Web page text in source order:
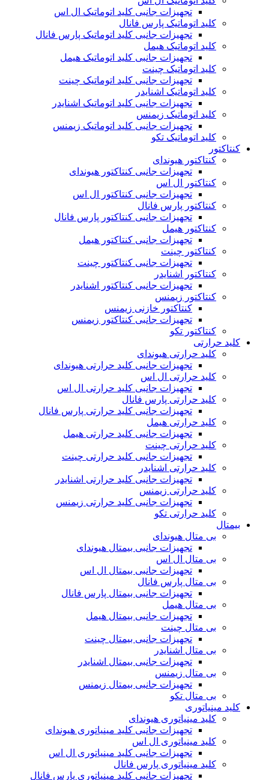
تجهیزات جانبی کلید اتوماتیک ال اس
کلید اتوماتیک پارس فانال
تجهیزات جانبی کلید اتوماتیک پارس فانال
کلید اتوماتیک هیمل
تجهیزات جانبی کلید اتوماتیک هیمل
کلید اتوماتیک چینت
تجهیزات جانبی کلید اتوماتیک چینت
کلید اتوماتیک اشنایدر
تجهیزات جانبی کلید اتوماتیک اشنایدر
کلید اتوماتیک زیمنس
تجهیزات جانبی کلید اتوماتیک زیمنس
کلید اتوماتیک تکو
کنتاکتور
کنتاکتور هیوندای
تجهیزات جانبی کنتاکتور هیوندای
کنتاکتور ال اس
تجهیزات جانبی کنتاکتور ال اس
کنتاکتور پارس فانال
تجهیزات جانبی کنتاکتور پارس فانال
کنتاکتور هیمل
تجهیزات جانبی کنتاکتور هیمل
کنتاکتور چینت
تجهیزات جانبی کنتاکتور چینت
کنتاکتور اشنایدر
تجهیزات جانبی کنتاکتور اشنایدر
کنتاکتور زیمنس
کنتاکتور خازنی زیمنس
تجهیزات جانبی کنتاکتور زیمنس
کنتاکتور تکو
کلید حرارتی
کلید حرارتی هیوندای
تجهیزات جانبی کلید حرارتی هیوندای
کلید حرارتی ال اس
تجهیزات جانبی کلید حرارتی ال اس
کلید حرارتی پارس فانال
تجهیزات جانبی کلید حرارتی پارس فانال
کلید حرارتی هیمل
تجهیزات جانبی کلید حرارتی هیمل
کلید حرارتی چینت
تجهیزات جانبی کلید حرارتی چینت
کلید حرارتی اشنایدر
تجهیزات جانبی کلید حرارتی اشنایدر
کلید حرارتی زیمنس
تجهیزات جانبی کلید حرارتی زیمنس
کلید حرارتی تکو
بیمتال
بی متال هیوندای
تجهیزات جانبی بیمتال هیوندای
بی متال ال اس
تجهیزات جانبی بیمتال ال اس
بی متال پارس فانال
تجهیزات جانبی بیمتال پارس فانال
بی متال هیمل
تجهیزات جانبی بیمتال هیمل
بی متال چینت
تجهیزات جانبی بیمتال چینت
بی متال اشنایدر
تجهیزات جانبی بیمتال اشنایدر
بی متال زیمنس
تجهیزات جانبی بیمتال زیمنس
بی متال تکو
کلید مینیاتوری
کلید مینیاتوری هیوندای
تجهیزات جانبی کلید مینیاتوری هیوندای
کلید مینیاتوری ال اس
تجهیزات جانبی کلید مینیاتوری ال اس
کلید مینیاتوری پارس فانال
تجهیزات جانبی کلید مینیاتوری پارس فانال